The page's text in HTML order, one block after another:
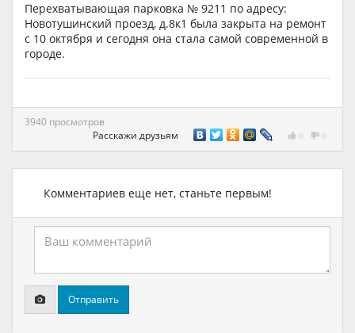
Перехватывающая парковка № 9211 по адресу:
Новотушинский проезд, д.8к1 была закрыта на ремонт
с 10 октября и сегодня она стала самой современной в
городе.
3940 просмотров
Расскажи друзьям
0 0
Комментариев еще нет, станьте первым!
Отправить